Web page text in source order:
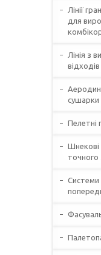
Лінії
для
Лінія з
сушарки
Пелетні
точного
Системи